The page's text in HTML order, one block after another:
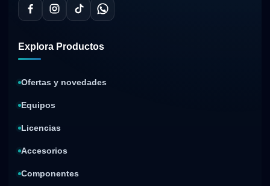
Explora Productos
Ofertas y novedades
Equipos
Licencias
Accesorios
Componentes